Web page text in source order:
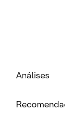
Análises